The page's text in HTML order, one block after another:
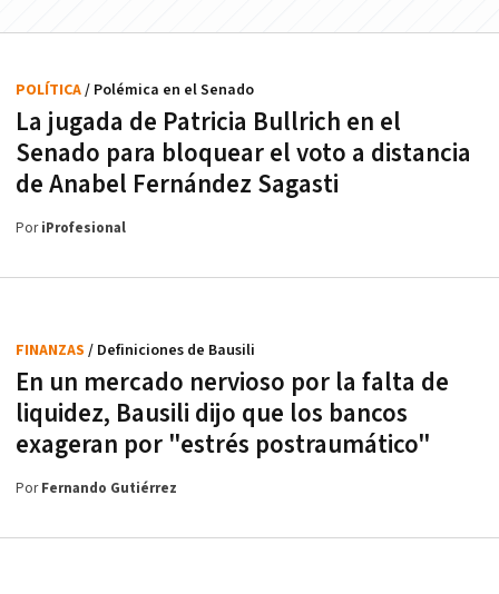
La jugada de Patricia Bullrich en el
Senado para bloquear el voto a distancia
de Anabel Fernández Sagasti
POLÍTICA/ Polémica en el Senado
PoriProfesional
En un mercado nervioso por la falta de
liquidez, Bausili dijo que los bancos
exageran por "estrés postraumático"
FINANZAS / Definiciones de Bausili
PorFernando Gutiérrez